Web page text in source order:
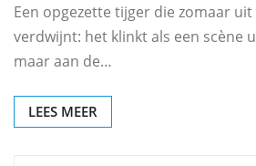
Een opgezette tijger die zomaar uit
verdwijnt: het klinkt als een scène
maar aan de…
LEES MEER